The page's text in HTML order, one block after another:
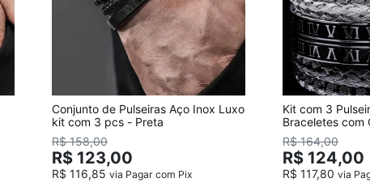
Conjunto de Pulseiras Aço Inox Luxo
kit com 3 pcs - Preta
R$ 158,00
R$ 123,00
R$ 116,85 via Pagar com Pix
Kit com 3
Braceletes com
R$ 164,00
R$ 124,00
R$ 117,80 via